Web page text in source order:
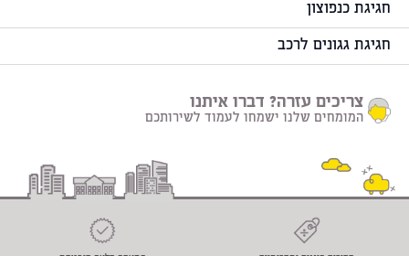
חגיגת כנפוצון
חגיגת גגונים לרכב
צריכים עזרה? דברו איתנו
המומחים שלנו ישמחו לעמוד לשירותכם